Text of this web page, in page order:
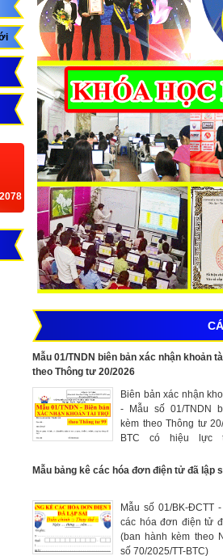
Mẫu 01/TNDN biên bản xác nhận khoản
theo Thông tư 20/2026
Biên bản xác nhận
- Mẫu số 01/TNDN
kèm theo Thông tư
BTC có hiệu lực
Mẫu bảng kê các hóa đơn điện tử đã lập
Mẫu số 01/BK-ĐCTT
các hóa đơn điện tử
(ban hành kèm theo
số 70/2025/TT-BTC)